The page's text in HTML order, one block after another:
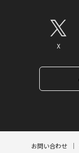
X
お問い合わせ